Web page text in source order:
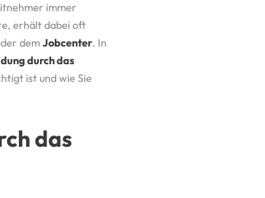
immer
erhält dabei oft
demJobcenter. In
durch das
ist und wie Sie
das